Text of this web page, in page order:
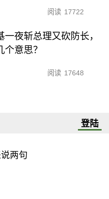
阅读 17722
一夜斩总理又砍防长，
个意思？
阅读 17648
登陆
两句